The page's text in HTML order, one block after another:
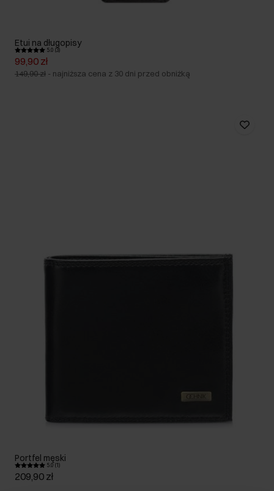
Etui na długopisy
5.0 (3)
99,90 zł
149,90 zł - najniższa cena z 30 dni przed obniżką
Portfel męski
5.0 (1)
209,90 zł